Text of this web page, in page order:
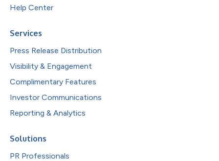
Help Center
Services
Press Release Distribution
Visibility & Engagement
Complimentary Features
Investor Communications
Reporting & Analytics
Solutions
PR Professionals